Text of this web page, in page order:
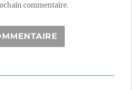
commentaire.